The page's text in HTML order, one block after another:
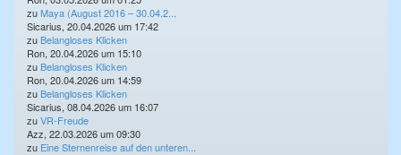
zuMaya (August 2016 – 30.04.2...
Sicarius, 20.04.2026 um 17:42
zu Belangloses Klicken
Ron, 20.04.2026 um 15:10
zu Belangloses Klicken
Ron, 20.04.2026 um 14:59
zu Belangloses Klicken
Sicarius, 08.04.2026 um 16:07
zuVR-Freude
Azz, 22.03.2026 um 09:30
zu Eine Sternenreise auf den unteren...